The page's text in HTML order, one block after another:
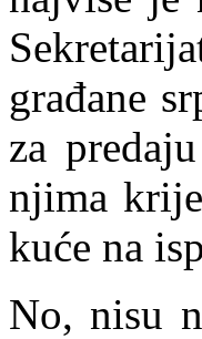
građane
za
njima
kuće na
No, nisu